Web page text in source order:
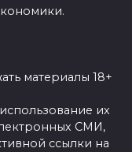
материалы 18+
их
СМИ,
ссылки на